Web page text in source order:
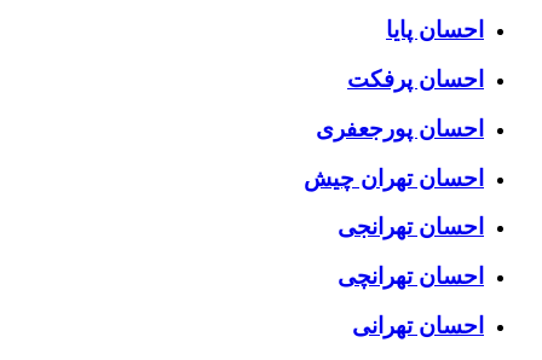
احسان پایا
احسان پرفکت
احسان پورجعفری
احسان تهران چیش
احسان تهرانجی
احسان تهرانچی
احسان تهرانی